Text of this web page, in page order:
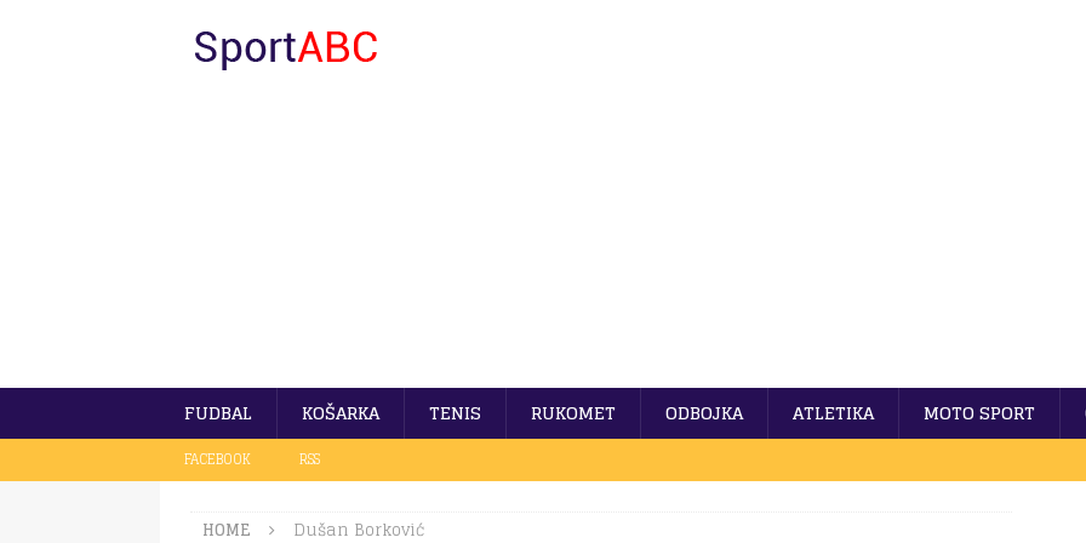
FUDBAL KOŠARKA TENIS RUKOMET ODBOJKA ATLETIKA MOTO SPORT
FACEBOOK RSS
HOME Dušan Borković